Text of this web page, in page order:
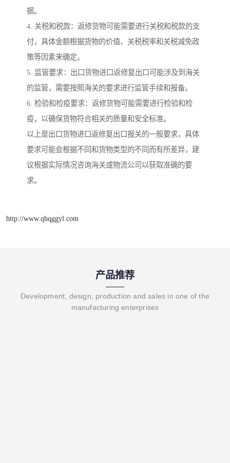
据。
4. 关税和税款：返修货物可能需要进行关税和税款的支
付，具体金额根据货物的价值、关税税率和关税减免政
策等因素来确定。
5. 监管要求：出口货物进口返修复出口可能涉及到海关
的监管，需要按照海关的要求进行监管手续和报备。
6. 检验和检疫要求：返修货物可能需要进行检验和检
疫，以确保货物符合相关的质量和安全标准。
以上是出口货物进口返修复出口报关的一般要求，具体
要求可能会根据不同和货物类型的不同而有所差异，建
议根据实际情况咨询海关或物流公司以获取准确的要
求。
http://www.qhqggyl.com
产品推荐
Development, design, production and sales in one of the
manufacturing enterprises